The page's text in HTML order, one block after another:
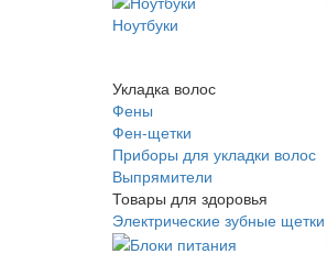
Ноутбуки
Укладка волос
Фены
Фен-щетки
Приборы для укладки волос
Выпрямители
Товары для здоровья
Электрические зубные щетки